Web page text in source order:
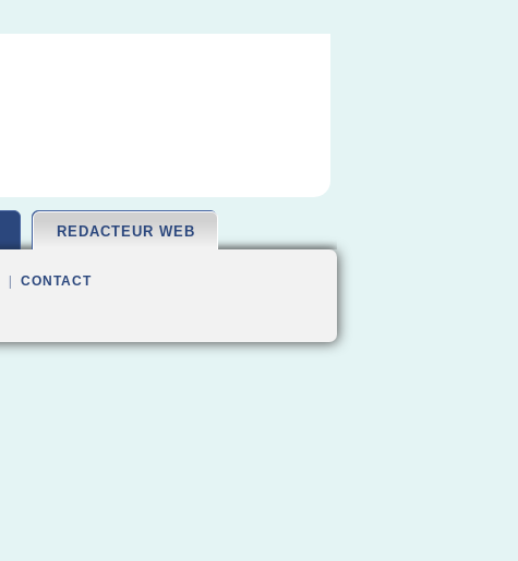
REDACTEUR WEB
CONTACT